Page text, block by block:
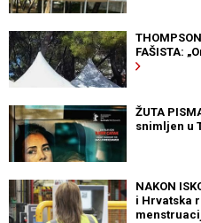
FAŠISTA:
ŽUTA
snimljen u
NAKON
i Hrvatska